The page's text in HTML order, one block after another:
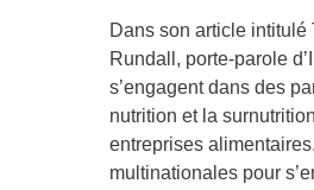
Dans son article intitulé
Rundall, porte-parole
s’engagent dans des
nutrition et la
entreprises
multinationales pour